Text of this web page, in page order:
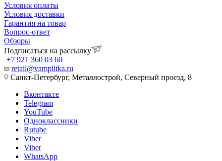
Условия оплаты
Условия доставки
Гарантия на товар
Вопрос-ответ
Обзоры
Подписаться на рассылку
+7 921 360 03 60
retail@vamplitka.ru
Санкт-Петербург, Металлострой, Северный проезд, 8
Вконтакте
Telegram
YouTube
Одноклассники
Rutube
Viber
Viber
WhatsApp